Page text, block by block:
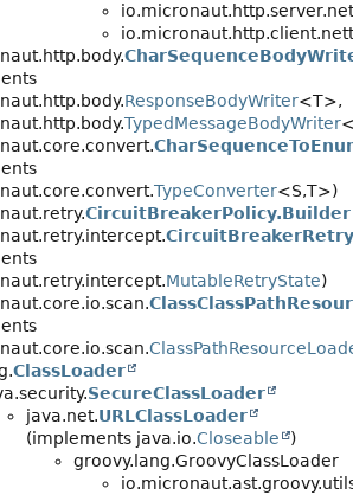
ResponseBodyWriter<T>,
TypedMessageBodyWriter
TypeConverter<S,T>)
CircuitBreakerPolicy.Builder
CircuitBreakerRetry
MutableRetryState)
ClassLoader
SecureClassLoader
java.net.URLClassLoader
(implements java.io.Closeable
)
groovy.lang.GroovyClassLoader